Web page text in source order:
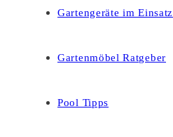
Gartengeräte im Einsatz
Gartenmöbel Ratgeber
Pool Tipps